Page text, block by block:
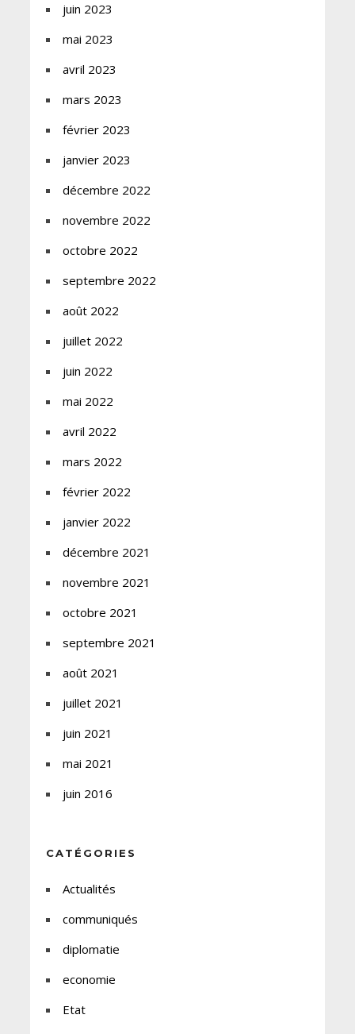
juin 2023
mai 2023
avril 2023
mars 2023
février 2023
janvier 2023
décembre 2022
novembre 2022
octobre 2022
septembre 2022
août 2022
juillet 2022
juin 2022
mai 2022
avril 2022
mars 2022
février 2022
janvier 2022
décembre 2021
novembre 2021
octobre 2021
septembre 2021
août 2021
juillet 2021
juin 2021
mai 2021
juin 2016
CATÉGORIES
Actualités
communiqués
diplomatie
economie
Etat